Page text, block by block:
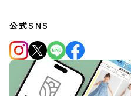
公式SNS